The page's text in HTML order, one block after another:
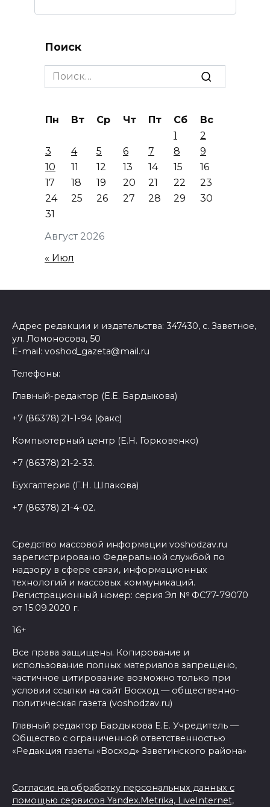
Поиск
Search
for:
Август 2026
Пн Вт Ср Чт Пт Сб
Вс
1
2
3
4 5 6 7 8
9
10
11 12 13 14 15
16
17
18 19 20 21 22
23
24
25 26 27 28 29
30
31
« Июл
Адрес редакции и издательства: 347430, с. Заветное,
ул. Ломоносова, 50
E-mail: voshod_gazeta@mail.ru
Телефоны:
Главный-редактор (Е.Е. Бардыкова)
+7 (86378) 21-1-94 (факс)
Компьютерный центр (Е.Н. Горковенко)
+7 (86378) 21-2-33.
Бухгалтерия (Г.Н. Шпакова)
+7 (86378) 21-4-02.
Средство массовой информации voshodzav.ru
зарегистрировано Федеральной службой по
надзору в сфере связи, информационных
технологий и массовых коммуникаций.
Регистрационный номер: серия Эл № ФС77-79070
от 15.09.2020 г.
16+
Все права защищены. Копирование и
использование полных материалов запрещено,
частичное цитирование возможно только при
условии ссылки на сайт Восход — общественно-
политическая газета (voshodzav.ru)
Главный редактор Бардыкова Е.Е. Учредитель —
Общество с ограниченной ответственностью
«Редакция газеты «Восход» Заветинского района»
Согласие на обработку персональных данных с
помощью сервисов Yandex.Metrika, LiveInternet,